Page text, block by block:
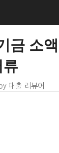
금 소
류
by 대출 리뷰어